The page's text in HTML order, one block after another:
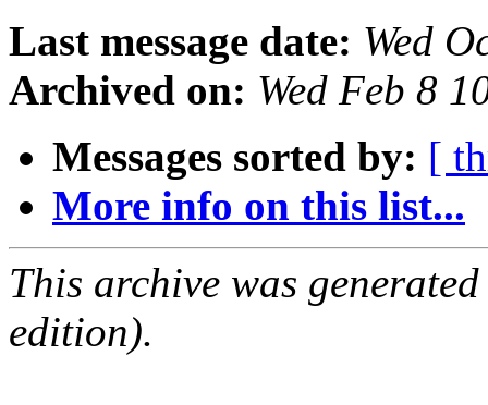
Last message date: Wed
Archived on: Wed Feb 8
Messages sorted by: [
More info on this list...
This archive was
edition).